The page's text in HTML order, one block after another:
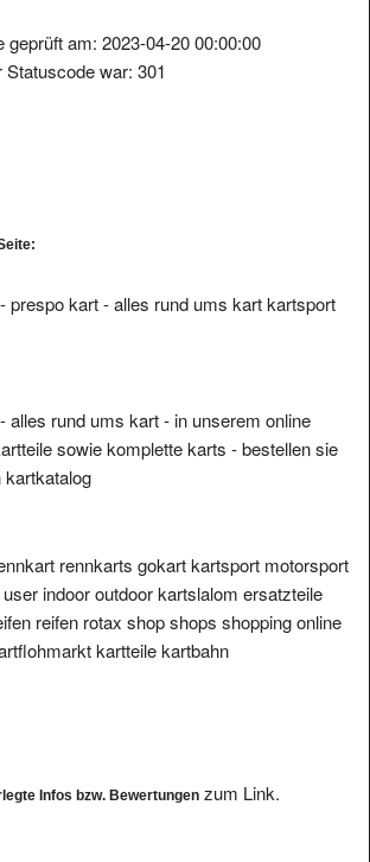
geprüft am: 2023-04-20 00:00:00
war: 301
prespo kart - alles rund ums kart kartsport
alles rund ums kart - in unserem online
sowie komplette karts - bestellen sie
kartkatalog
rennkarts gokart kartsport motorsport
indoor outdoor kartslalom ersatzteile
reifen rotax shop shops shopping online
kartteile kartbahn
Infos bzw. Bewertungen zum Link.